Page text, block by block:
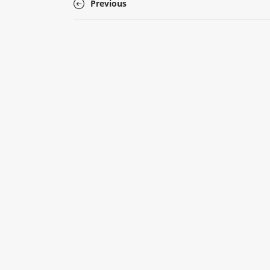
Previous